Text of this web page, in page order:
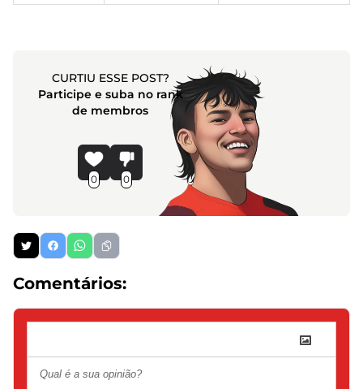
CURTIU ESSE POST?
Participe e suba no rank
de membros
0 0
Comentários: